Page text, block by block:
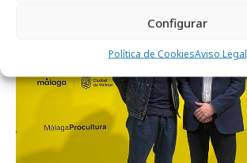
Configurar
Política de CookiesAviso Legal